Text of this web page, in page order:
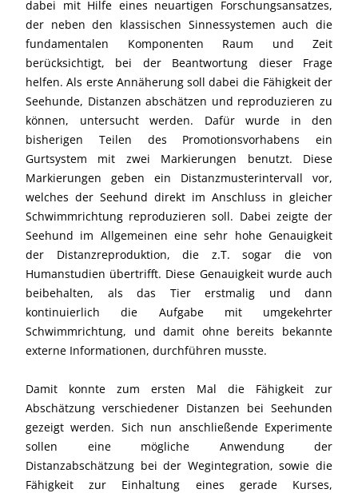
dabei mit Hilfe eines neuartigen Forschungsansatzes,
der neben den klassischen Sinnessystemen auch die
fundamentalen Komponenten Raum und Zeit
berücksichtigt, bei der Beantwortung dieser Frage
helfen. Als erste Annäherung soll dabei die Fähigkeit der
Seehunde, Distanzen abschätzen und reproduzieren zu
können, untersucht werden. Dafür wurde in den
bisherigen Teilen des Promotionsvorhabens ein
Gurtsystem mit zwei Markierungen benutzt. Diese
Markierungen geben ein Distanzmusterintervall vor,
welches der Seehund direkt im Anschluss in gleicher
Schwimmrichtung reproduzieren soll. Dabei zeigte der
Seehund im Allgemeinen eine sehr hohe Genauigkeit
der Distanzreproduktion, die z.T. sogar die von
Humanstudien übertrifft. Diese Genauigkeit wurde auch
beibehalten, als das Tier erstmalig und dann
kontinuierlich die Aufgabe mit umgekehrter
Schwimmrichtung, und damit ohne bereits bekannte
externe Informationen, durchführen musste.
Damit konnte zum ersten Mal die Fähigkeit zur
Abschätzung verschiedener Distanzen bei Seehunden
gezeigt werden. Sich nun anschließende Experimente
sollen eine mögliche Anwendung der
Distanzabschätzung bei der Wegintegration, sowie die
Fähigkeit zur Einhaltung eines gerade Kurses,